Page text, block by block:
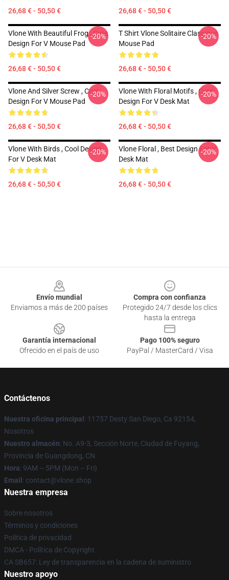
26,68 € - 50,50 € 26,68 € - 50,50 €
Vlone With Beautiful Frog , Cute
Design For V Mouse Pad
26,68 € - 50,50 €
-20%
T Shirt Vlone Solitaire Classique
Mouse Pad
26,68 € - 50,50 €
-20%
Vlone And Silver Screw , Cool
Design For V Mouse Pad
26,68 € - 50,50 €
-20%
Vlone With Floral Motifs , Cute
Design For V Desk Mat
26,68 € - 50,50 €
-20%
Vlone With Birds , Cool Design
For V Desk Mat
26,68 € - 50,50 €
-20%
Vlone Floral , Best Design For V
Desk Mat
26,68 € - 50,50 €
-20%
Envío mundial
Enviamos a más de 200 países
Compra con confianza
Protegido 24/7 desde los clics
hasta la entrega
Garantía internacional
Ofrecido en el país de uso
Pago 100% seguro
PayPal / MasterCard / Visa
Contáctenos
Nuestra oficina principal : 11757 Desty San Diego, Ca 92154,
Nosotros
Nuestro almacén: No. A9-3, Sección Norte, Ciudad de Fuyang,
Provincia de Guangdong, CN
Hora: 9AM – 5PM (Mon – Fri)
Email : contact@vlone.shop
Nuestra empresa
Sobre nosotros
Términos y condiciones
Política de privacidad
DMCA - Política de Copyright
CA SB657: Ley de transparencia en la cadena de suministro
Nuestro apoyo